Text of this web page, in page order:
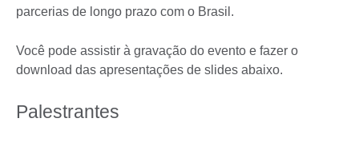
parcerias de longo prazo com o Brasil.
Você pode assistir à gravação do evento e fazer o
download das apresentações de slides abaixo.
Palestrantes